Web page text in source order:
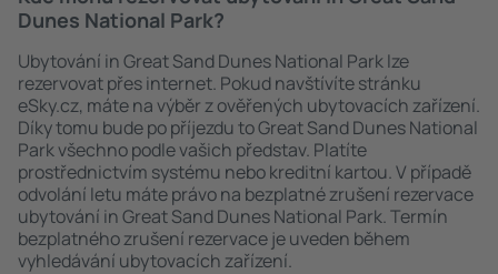
Dunes National Park?
Ubytování in Great Sand Dunes National Park lze
rezervovat přes internet. Pokud navštívíte stránku
eSky.cz, máte na výběr z ověřených ubytovacích zařízení.
Díky tomu bude po příjezdu to Great Sand Dunes National
Park všechno podle vašich představ. Platíte
prostřednictvím systému nebo kreditní kartou. V případě
odvolání letu máte právo na bezplatné zrušení rezervace
ubytování in Great Sand Dunes National Park. Termín
bezplatného zrušení rezervace je uveden během
vyhledávání ubytovacích zařízení.